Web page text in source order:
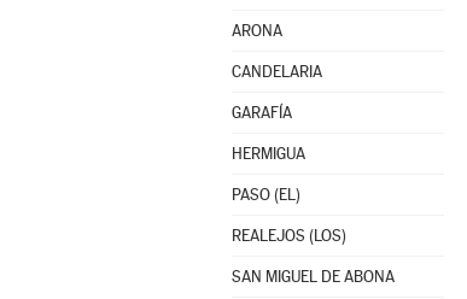
ARONA
CANDELARIA
GARAFÍA
HERMIGUA
PASO (EL)
REALEJOS (LOS)
SAN MIGUEL DE ABONA